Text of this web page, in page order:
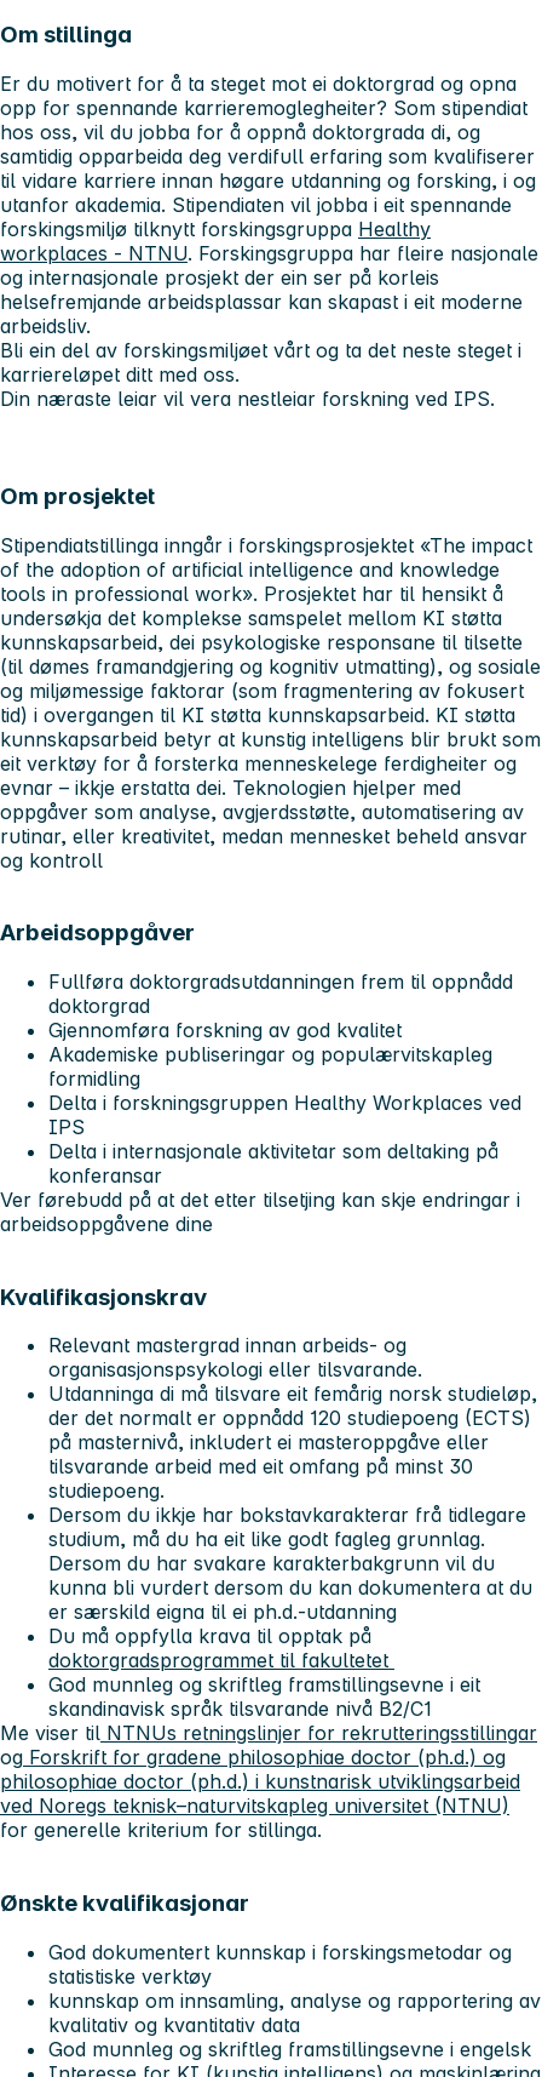
Om stillinga
Er du motivert for å ta steget mot ei doktorgrad og opna
opp for spennande karrieremoglegheiter? Som stipendiat
hos oss, vil du jobba for å oppnå doktorgrada di, og
samtidig opparbeida deg verdifull erfaring som kvalifiserer
til vidare karriere innan høgare utdanning og forsking, i og
utanfor akademia. Stipendiaten vil jobba i eit spennande
forskingsmiljø tilknytt forskingsgruppa Healthy
workplaces - NTNU. Forskingsgruppa har fleire nasjonale
og internasjonale prosjekt der ein ser på korleis
helsefremjande arbeidsplassar kan skapast i eit moderne
arbeidsliv.
Bli ein del av forskingsmiljøet vårt og ta det neste steget i
karriereløpet ditt med oss.
Din næraste leiar vil vera nestleiar forskning ved IPS.
Om prosjektet
Stipendiatstillinga inngår i forskingsprosjektet «The impact
of the adoption of artificial intelligence and knowledge
tools in professional work». Prosjektet har til hensikt å
undersøkja det komplekse samspelet mellom KI støtta
kunnskapsarbeid, dei psykologiske responsane til tilsette
(til dømes framandgjering og kognitiv utmatting), og sosiale
og miljømessige faktorar (som fragmentering av fokusert
tid) i overgangen til KI støtta kunnskapsarbeid. KI støtta
kunnskapsarbeid betyr at kunstig intelligens blir brukt som
eit verktøy for å forsterka menneskelege ferdigheiter og
evnar – ikkje erstatta dei. Teknologien hjelper med
oppgåver som analyse, avgjerdsstøtte, automatisering av
rutinar, eller kreativitet, medan mennesket beheld ansvar
og kontroll
Arbeidsoppgåver
Fullføra doktorgradsutdanningen frem til oppnådd
doktorgrad
Gjennomføra forskning av god kvalitet
Akademiske publiseringar og populærvitskapleg
formidling
Delta i forskningsgruppen Healthy Workplaces ved
IPS
Delta i internasjonale aktivitetar som deltaking på
konferansar
Ver førebudd på at det etter tilsetjing kan skje endringar i
arbeidsoppgåvene dine
Kvalifikasjonskrav
Relevant mastergrad innan arbeids- og
organisasjonspsykologi eller tilsvarande.
Utdanninga di må tilsvare eit femårig norsk studieløp,
der det normalt er oppnådd 120 studiepoeng (ECTS)
på masternivå, inkludert ei masteroppgåve eller
tilsvarande arbeid med eit omfang på minst 30
studiepoeng.
Dersom du ikkje har bokstavkarakterar frå tidlegare
studium, må du ha eit like godt fagleg grunnlag.
Dersom du har svakare karakterbakgrunn vil du
kunna bli vurdert dersom du kan dokumentera at du
er særskild eigna til ei ph.d.-utdanning
Du må oppfylla krava til opptak på
doktorgradsprogrammet til fakultetet
God munnleg og skriftleg framstillingsevne i eit
skandinavisk språk tilsvarande nivå B2/C1
Me viser til NTNUs retningslinjer for rekrutteringsstillingar
og Forskrift for gradene philosophiae doctor (ph.d.) og
philosophiae doctor (ph.d.) i kunstnarisk utviklingsarbeid
ved Noregs teknisk–naturvitskapleg universitet (NTNU)
for generelle kriterium for stillinga.
Ønskte kvalifikasjonar
God dokumentert kunnskap i forskingsmetodar og
statistiske verktøy
kunnskap om innsamling, analyse og rapportering av
kvalitativ og kvantitativ data
God munnleg og skriftleg framstillingsevne i engelsk